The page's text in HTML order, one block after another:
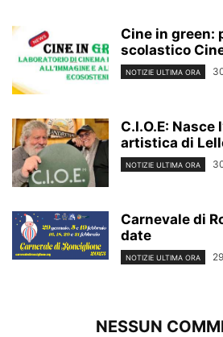
Cine in green:
scolastico
NOTIZIE ULTIMA ORA
C.I.O.E: Nasce
artistica di
NOTIZIE ULTIMA ORA
Carnevale di
date
NOTIZIE ULTIMA ORA
NESSUN